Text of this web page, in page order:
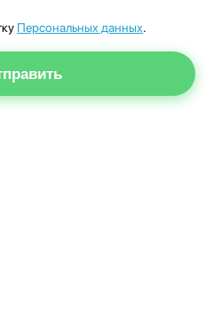
Персональных данных.